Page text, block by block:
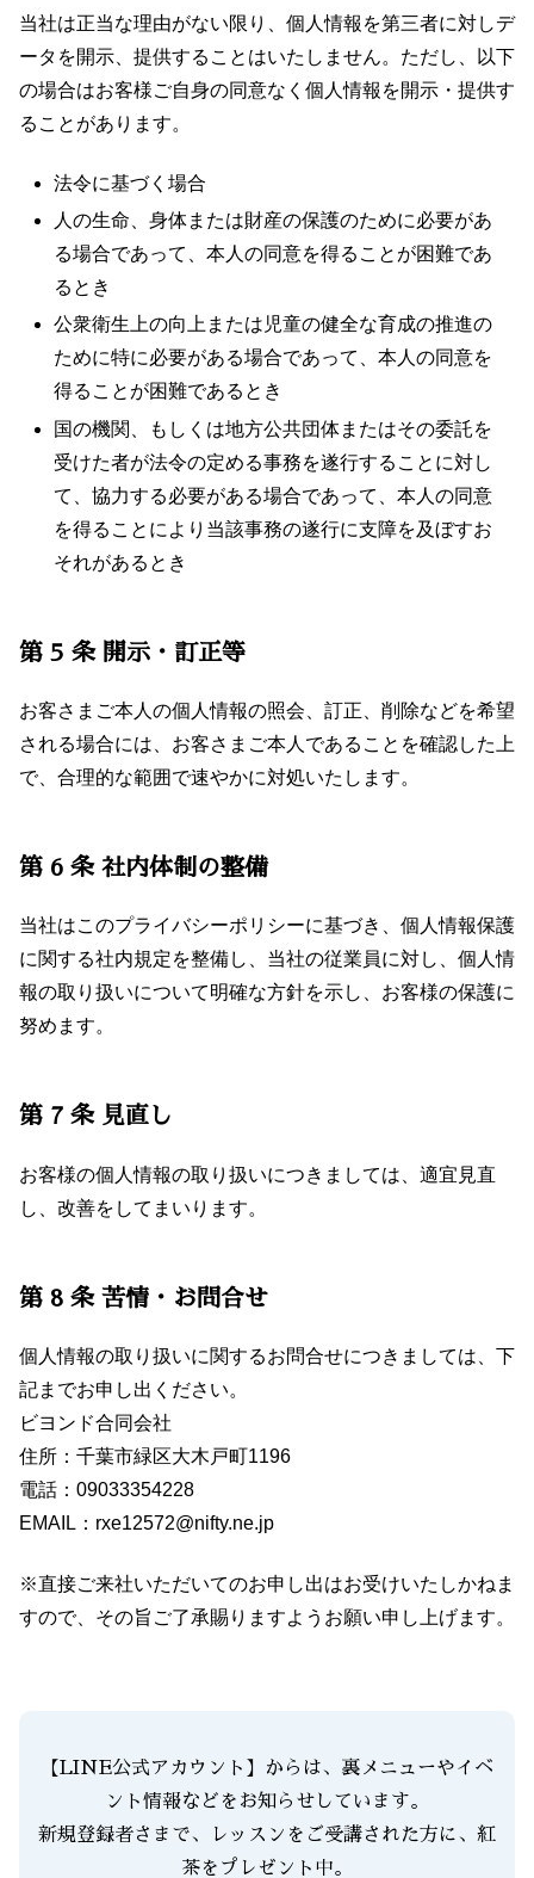
当社は正当な理由がない限り、個人情報を第三者に対しデ
ータを開示、提供することはいたしません。ただし、以下
の場合はお客様ご自身の同意なく個人情報を開示・提供す
ることがあります。
法令に基づく場合
人の生命、身体または財産の保護のために必要があ
る場合であって、本人の同意を得ることが困難であ
るとき
公衆衛生上の向上または児童の健全な育成の推進の
ために特に必要がある場合であって、本人の同意を
得ることが困難であるとき
国の機関、もしくは地方公共団体またはその委託を
受けた者が法令の定める事務を遂行することに対し
て、協力する必要がある場合であって、本人の同意
を得ることにより当該事務の遂行に支障を及ぼすお
それがあるとき
第 5 条 開示・訂正等
お客さまご本人の個人情報の照会、訂正、削除などを希望
される場合には、お客さまご本人であることを確認した上
で、合理的な範囲で速やかに対処いたします。
第 6 条 社内体制の整備
当社はこのプライバシーポリシーに基づき、個人情報保護
に関する社内規定を整備し、当社の従業員に対し、個人情
報の取り扱いについて明確な方針を示し、お客様の保護に
努めます。
第 7 条 見直し
お客様の個人情報の取り扱いにつきましては、適宜見直
し、改善をしてまいります。
第 8 条 苦情・お問合せ
個人情報の取り扱いに関するお問合せにつきましては、下
記までお申し出ください。
ビヨンド合同会社
住所：千葉市緑区大木戸町1196
電話：09033354228
EMAIL：rxe12572@nifty.ne.jp
※直接ご来社いただいてのお申し出はお受けいたしかねま
すので、その旨ご了承賜りますようお願い申し上げます。
【LINE公式アカウント】からは、裏メニューやイベ
ント情報などをお知らせしています。
新規登録者さまで、レッスンをご受講された方に、紅
茶をプレゼント中。